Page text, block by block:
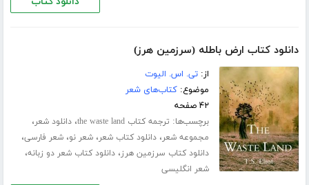
دانلود کتاب ارض باطله (سرزمین هرز)
از:تی. اس. الیوت
موضوع:کتاب‌های شعر
۴۲ صفحه
برچسب‌ها: ترجمه کتاب the waste land ،دانلود شعر،
مجموعه شعر،دانلود کتاب شعر،شعر نو،شعر فارسی،
دانلود کتاب سرزمین هرز،دانلود کتاب شعر دو زبانه،
شعر انگلیسی